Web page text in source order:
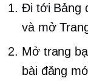
Đi tới Bảng
và mở
Mở trang
bài đăng